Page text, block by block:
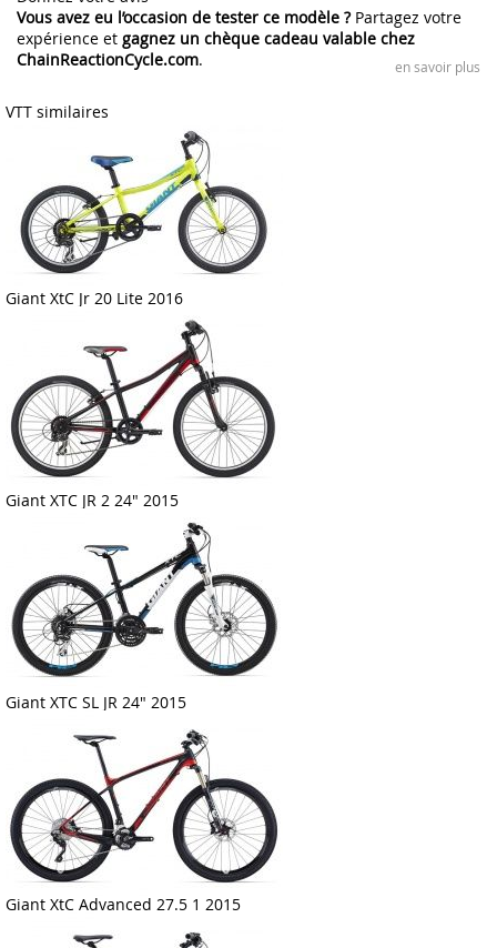
Vous avez eu l’occasion de tester ce modèle ?Partagez votre
expérience et gagnez un chèque cadeau valable chez
ChainReactionCycle.com. en savoir plus
VTT similaires
Giant XtC Jr 20 Lite 2016
Giant XTC JR 2 24" 2015
Giant XTC SL JR 24" 2015
Giant XtC Advanced 27.5 1 2015